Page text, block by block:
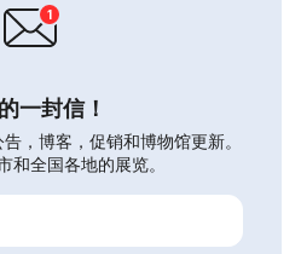
一封信！
，博客，促销和博物馆更新。
和全国各地的展览。